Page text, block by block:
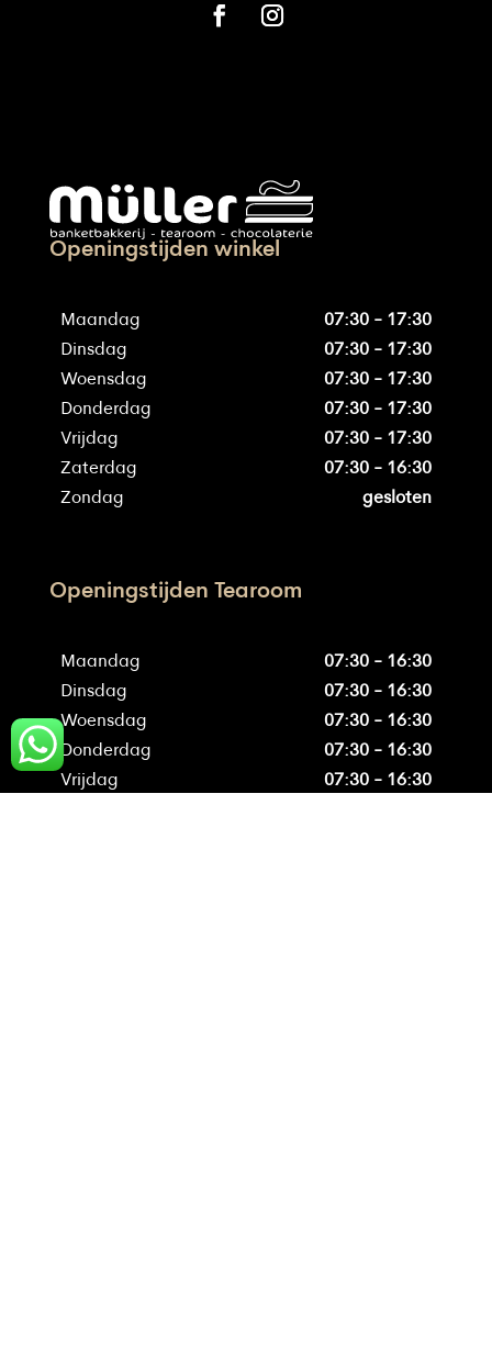
Openingstijden winkel
Maandag
07:30 - 17:30
Dinsdag
07:30 - 17:30
Woensdag
07:30 - 17:30
Donderdag
07:30 - 17:30
Vrijdag
07:30 - 17:30
Zaterdag
07:30 - 16:30
Zondag
gesloten
Openingstijden Tearoom
Maandag
07:30 - 16:30
Dinsdag
07:30 - 16:30
Woensdag
07:30 - 16:30
Donderdag
07:30 - 16:30
Vrijdag
07:30 - 16:30